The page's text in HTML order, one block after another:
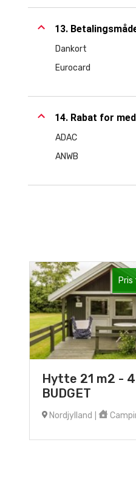
13.
Dankort
Eurocard
14. Rabat for
ADAC
ANWB
Hytte 21 m2 -
BUDGET
Nordjylland